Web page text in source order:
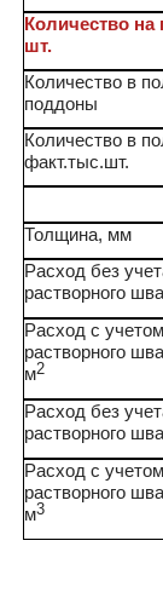
Количество на
шт.
Количество в
поддоны
Количество в
факт.тыс.шт.
Толщина, мм
Расход без
растворного
Расход с учетом
растворного
м2
Расход без
растворного
Расход с учетом
растворного
м3